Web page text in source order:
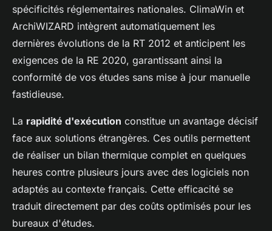
spécificités réglementaires nationales. ClimaWin et
ArchiWIZARD intègrent automatiquement les
dernières évolutions de la RT 2012 et anticipent les
exigences de la RE 2020, garantissant ainsi la
conformité de vos études sans mise à jour manuelle
fastidieuse.
La rapidité d'exécution constitue un avantage décisif
face aux solutions étrangères. Ces outils permettent
de réaliser un bilan thermique complet en quelques
heures contre plusieurs jours avec des logiciels non
adaptés au contexte français. Cette efficacité se
traduit directement par des coûts optimisés pour les
bureaux d'études.